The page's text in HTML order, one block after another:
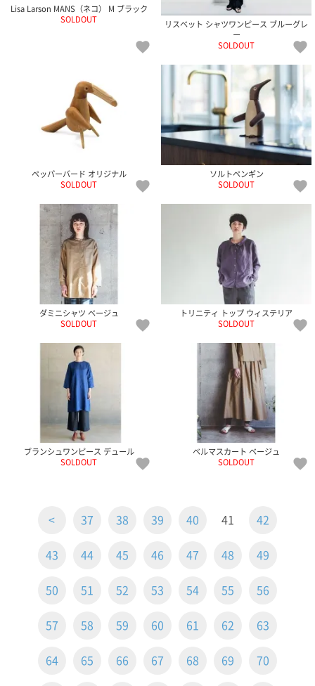
Lisa Larson MANS（ネコ） M ブラック
SOLDOUT
リスベット シャツワンピース ブルーグレ
ー
SOLDOUT
ペッパーバード オリジナル
SOLDOUT
ソルトペンギン
SOLDOUT
ダミニシャツ ベージュ
SOLDOUT
トリニティ トップ ウィステリア
SOLDOUT
ブランシュワンピース デュール
SOLDOUT
ベルマスカート ベージュ
SOLDOUT
< 37 38 39 40 41 42
43 44 45 46 47 48 49
50 51 52 53 54 55 56
57 58 59 60 61 62 63
64 65 66 67 68 69 70